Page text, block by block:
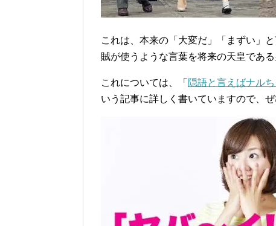
これは、本来の「大変だ」「まずい」
賊が使うような言葉を将来の天皇であ
これについては、「 隠語と言えばナル
いう記事に詳しく書いていますので、ぜ